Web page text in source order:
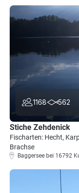
1168 562
Stiche Zehdenick
Fischarten: Hecht,
Brachse
Baggersee bei 16792